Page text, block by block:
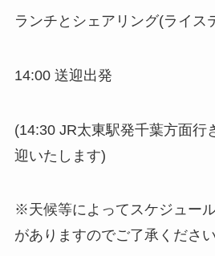
ランチとシェアリング(ライス
14:00 送迎出発
(14:30 JR太東駅発千葉方面行
迎いたします)
※天候等によってスケジュー
がありますのでご了承ください